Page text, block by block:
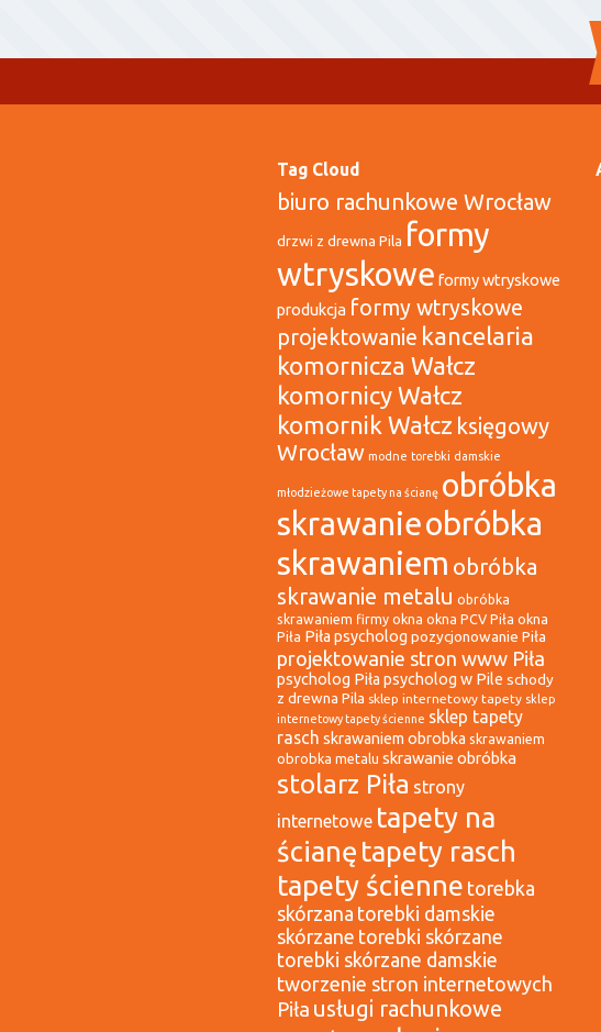
Tag Cloud
biuro rachunkowe Wrocław
drzwi z drewna Pila formy
wtryskowe formy wtryskowe
produkcja formy wtryskowe
projektowanie kancelaria
komornicza Wałcz
komornicy Wałcz
komornik Wałcz księgowy
Wrocław modne torebki damskie
młodzieżowe tapety na ścianę obróbka
skrawanieobróbka
skrawaniem obróbka
skrawanie metalu obróbka
skrawaniem firmy okna okna PCV Piła okna
Piła Piła psycholog pozycjonowanie Piła
projektowanie stron www Piła
psycholog Piła psycholog w Pile schody
z drewna Pila sklep internetowy tapety sklep
internetowy tapety ścienne sklep tapety
rasch skrawaniem obrobka skrawaniem
obrobka metalu skrawanie obróbka
stolarz Piła strony
internetowe tapety na
ścianę tapety rasch
tapety ścienne torebka
skórzana torebki damskie
skórzane torebki skórzane
torebki skórzane damskie
tworzenie stron internetowych
Piła usługi rachunkowe